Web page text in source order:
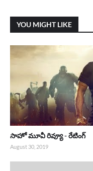
YOU MIGHT LIKE
సాహో మూవీ రివ్యూ - రేటింగ్
August 30, 2019